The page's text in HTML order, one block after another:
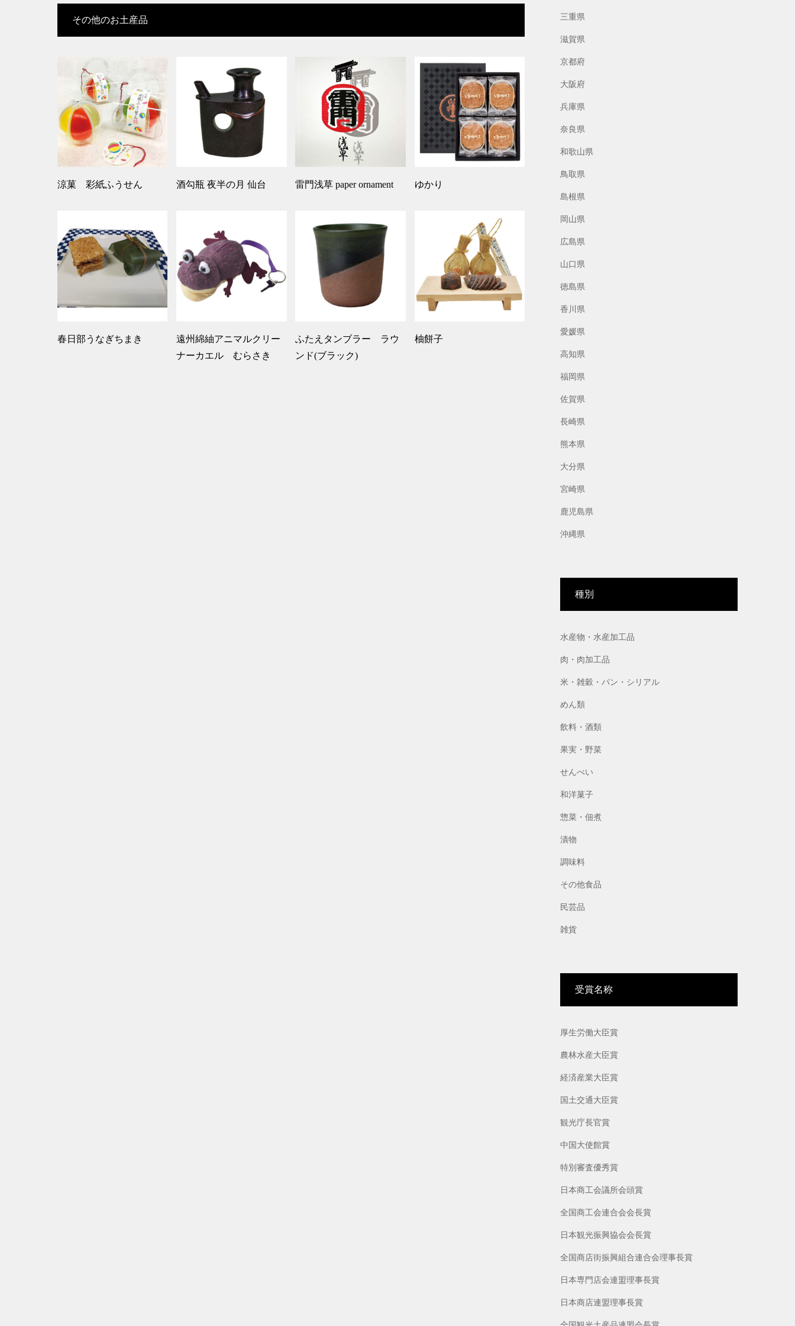
その他のお土産品
涼菓 彩紙ふうせん 酒勾瓶 夜半の月 仙台 雷門浅草 paper ornament ゆかり
春日部うなぎちまき
遠州綿紬アニマルクリー
ナーカエル むらさき
ふたえタンブラー ラウ
ンド(ブラック)
柚餅子
三重県
滋賀県
京都府
大阪府
兵庫県
奈良県
和歌山県
鳥取県
島根県
岡山県
広島県
山口県
徳島県
香川県
愛媛県
高知県
福岡県
佐賀県
長崎県
熊本県
大分県
宮崎県
鹿児島県
沖縄県
種別
水産物・水産加工品
肉・肉加工品
米・雑穀・パン・シリアル
めん類
飲料・酒類
果実・野菜
せんべい
和洋菓子
惣菜・佃煮
漬物
調味料
その他食品
民芸品
雑貨
受賞名称
厚生労働大臣賞
農林水産大臣賞
経済産業大臣賞
国土交通大臣賞
観光庁長官賞
中国大使館賞
特別審査優秀賞
日本商工会議所会頭賞
全国商工会連合会会長賞
日本観光振興協会会長賞
全国商店街振興組合連合会理事長賞
日本専門店会連盟理事長賞
日本商店連盟理事長賞